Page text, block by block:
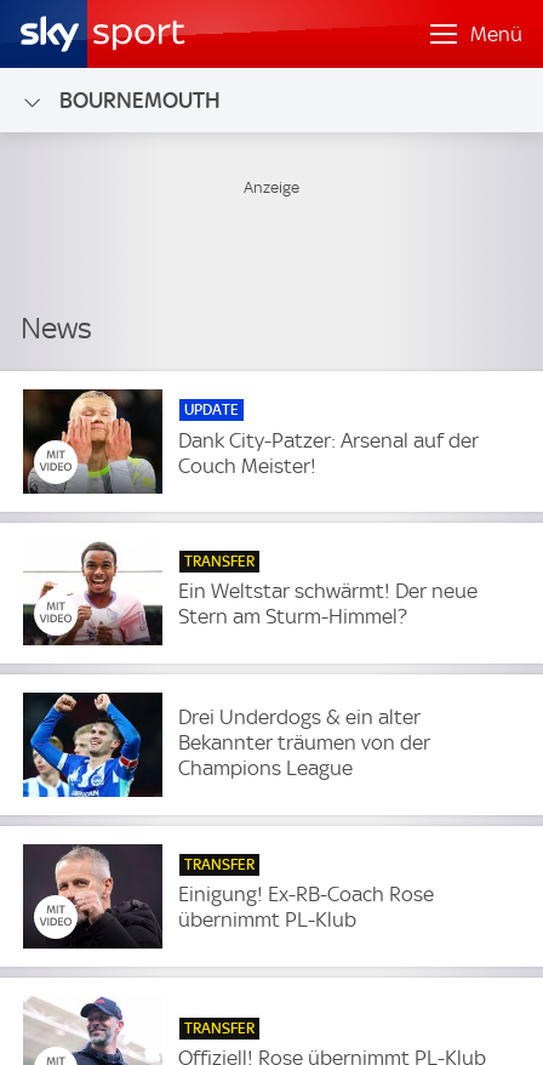
Menü
BOURNEMOUTH
UPDATE
Dank City-Patzer: Arsenal auf der
Couch Meister!
TRANSFER
Ein Weltstar schwärmt! Der neue
Stern am Sturm-Himmel?
Drei Underdogs & ein alter
Bekannter träumen von der
Champions League
TRANSFER
Einigung! Ex-RB-Coach Rose
übernimmt PL-Klub
TRANSFER
Offiziell! Rose übernimmt PL-Klub